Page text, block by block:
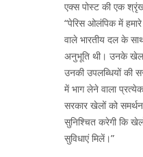
एक्स पोस्ट की एक
“पेरिस ओलंपिक में
वाले भारतीय दल के
अनुभूति थी। उनके
उनकी उपलब्धियों की
में भाग लेने वाला
सरकार खेलों को
सुनिश्चित करेगी कि
सुविधाएं मिलें।”